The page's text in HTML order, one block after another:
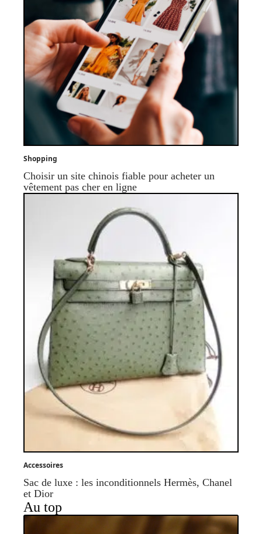
Shopping
Choisir un site chinois fiable pour acheter un
vêtement pas cher en ligne
Accessoires
Sac de luxe : les inconditionnels Hermès, Chanel
et Dior
Au top